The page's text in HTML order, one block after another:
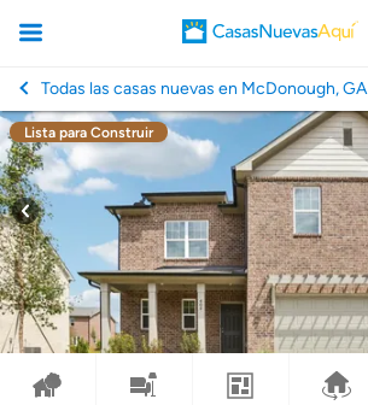
CasasNuevasAqui
Todas las casas nuevas en McDonough, GA
Lista para Construir